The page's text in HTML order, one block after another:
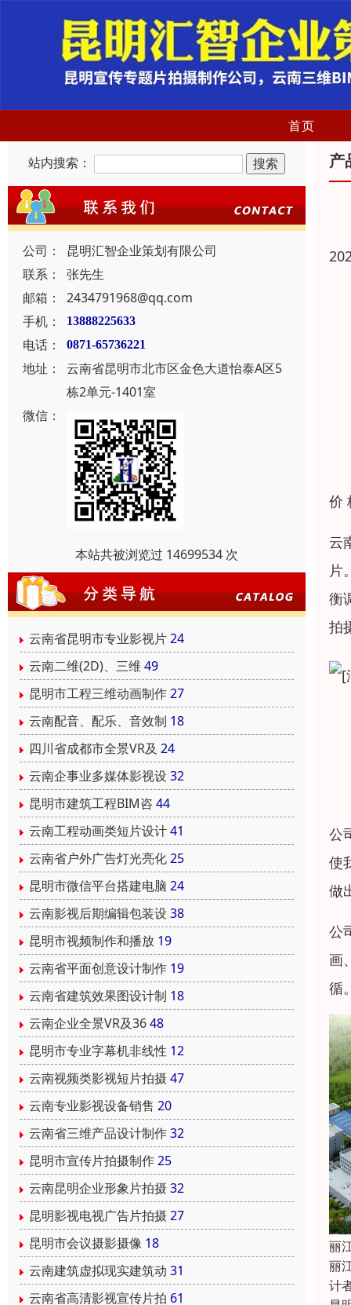
首页
站内搜索：
公司：
昆明汇智企业策划有限公司
联系：
张先生
邮箱：
2434791968@qq.com
手机：
13888225633
电话： 0871-65736221
地址：
云南省昆明市北市区金色大道怡泰A区5
栋2单元-1401室
微信：
本站共被浏览过 14699534 次
云南省昆明市专业影视片24
云南二维(2D)、三维 49
昆明市工程三维动画制作27
云南配音、配乐、音效制 18
四川省成都市全景VR及 24
云南企事业多媒体影视设 32
昆明市建筑工程BIM咨 44
云南工程动画类短片设计41
云南省户外广告灯光亮化25
昆明市微信平台搭建电脑 24
云南影视后期编辑包装设 38
昆明市视频制作和播放 19
云南省平面创意设计制作 19
云南省建筑效果图设计制 18
云南企业全景VR及3648
昆明市专业字幕机非线性 12
云南视频类影视短片拍摄47
云南专业影视设备销售 20
云南省三维产品设计制作32
昆明市宣传片拍摄制作25
云南昆明企业形象片拍摄32
昆明影视电视广告片拍摄27
昆明市会议摄影摄像 18
云南建筑虚拟现实建筑动 31
云南省高清影视宣传片拍 61
产
价
云
片
衡
拍
公
使
做
公
画
循
丽
丽
计